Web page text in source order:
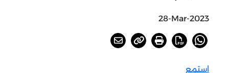
28-Mar-2023
استمع